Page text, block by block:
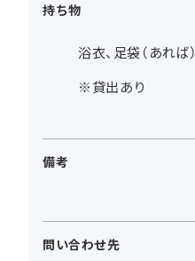
持ち物
浴衣、足袋（あれば）
※貸出あり
備考
問い合わせ先